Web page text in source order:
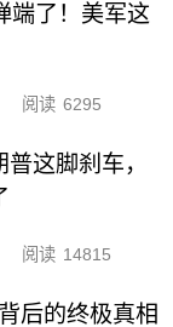
端了！美军这
阅读 6295
这脚刹车，
阅读 14815
后的终极真相